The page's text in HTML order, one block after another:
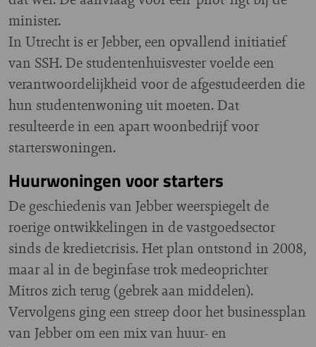
minister.
In Utrecht is er Jebber, een opvallend initiatief
van SSH. De studentenhuisvester voelde een
verantwoordelijkheid voor de afgestudeerden die
hun studentenwoning uit moeten. Dat
resulteerde in een apart woonbedrijf voor
starterswoningen.
Huurwoningen voor starters
De geschiedenis van Jebber weerspiegelt de
roerige ontwikkelingen in de vastgoedsector
sinds de kredietcrisis. Het plan ontstond in 2008,
maar al in de beginfase trok medeoprichter
Mitros zich terug (gebrek aan middelen).
Vervolgens ging een streep door het businessplan
van Jebber om een mix van huur- en